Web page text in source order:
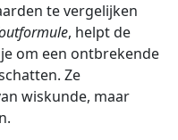
te vergelijken
, helpt de
om een ontbrekende
Ze
wiskunde, maar